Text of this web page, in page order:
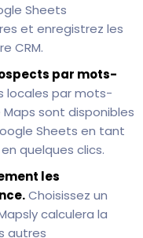
Sheets
et enregistrez les
CRM.
par mots-
locales par mots-
Maps sont disponibles
Sheets en tant
quelques clics.
les
Choisissez un
calculera la
autres